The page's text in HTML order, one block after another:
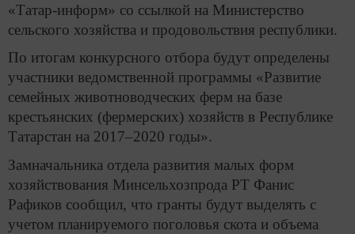
«Татар-информ» со ссылкой на Министерство
сельского хозяйства и продовольствия республики.
По итогам конкурсного отбора будут определены
участники ведомственной программы «Развитие
семейных животноводческих ферм на базе
крестьянских (фермерских) хозяйств в Республике
Татарстан на 2017–2020 годы».
Замначальника отдела развития малых форм
хозяйствования Минсельхозпрода РТ Фанис
Рафиков сообщил, что гранты будут выделять с
учетом планируемого поголовья скота и объема